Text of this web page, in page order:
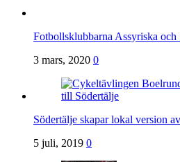
Fotbollsklubbarna Assyriska och
3 mars, 2020 0
Södertälje skapar lokal version
5 juli, 2019 0